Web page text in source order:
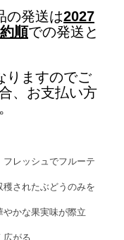
の発送は2027
順での発送と
りますのでご
、お支払い方
フレッシュでフルーテ
穫されたぶどうのみを
やかな果実味が際立
広がる